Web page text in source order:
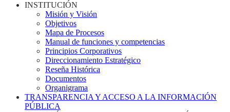
INSTITUCIÓN
Misión y Visión
Objetivos
Mapa de Procesos
Manual de funciones y competencias
Principios Corporativos
Direccionamiento Estratégico
Reseña Histórica
Documentos
Organigrama
TRANSPARENCIA Y ACCESO A LA INFORMACIÓN
PÚBLICA